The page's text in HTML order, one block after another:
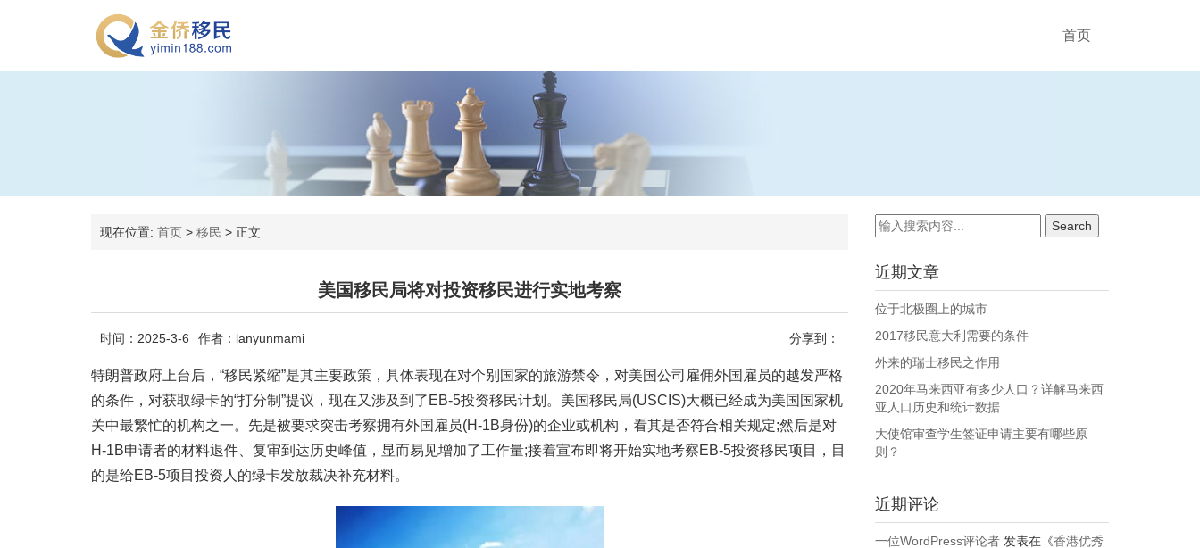
首页
现在位置: 首页 > 移民 > 正文
美国移民局将对投资移民进行实地考察
时间：2025-3-6 作者：lanyunmami 分享到：
特朗普政府上台后，“移民紧缩”是其主要政策，具体表现在对个别国家的旅游禁令，对美国公司雇佣外国雇员的越发严格
的条件，对获取绿卡的“打分制”提议，现在又涉及到了EB-5投资移民计划。美国移民局(USCIS)大概已经成为美国国家机
关中最繁忙的机构之一。先是被要求突击考察拥有外国雇员(H-1B身份)的企业或机构，看其是否符合相关规定;然后是对
H-1B申请者的材料退件、复审到达历史峰值，显而易见增加了工作量;接着宣布即将开始实地考察EB-5投资移民项目，目
的是给EB-5项目投资人的绿卡发放裁决补充材料。
近期文章
位于北极圈上的城市
2017移民意大利需要的条件
外来的瑞士移民之作用
2020年马来西亚有多少人口？详解马来西
亚人口历史和统计数据
大使馆审查学生签证申请主要有哪些原
则？
近期评论
一位WordPress评论者发表在《香港优秀